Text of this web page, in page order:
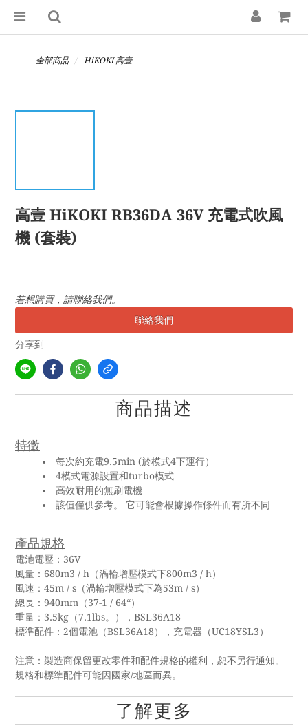
全部商品 HiKOKI 高壹
高壹 HiKOKI RB36DA 36V 充電式吹風
機 (套裝)
若想購買，請聯絡我們。
聯絡我們
分享到
商品描述
特徵
每次約充電9.5min (於模式4下運行）
4模式電源設置和turbo模式
高效耐用的無刷電機
該值僅供參考。 它可能會根據操作條件而有所不同
產品規格
電池電壓：36V
風量：680m3 / h（渦輪增壓模式下800m3 / h）
風速：45m / s（渦輪增壓模式下為53m / s）
總長：940mm（37-1 / 64“）
重量：3.5kg（7.1lbs。），BSL36A18
標準配件：2個電池（BSL36A18），充電器（UC18YSL3）
注意：製造商保留更改零件和配件規格的權利，恕不另行通知。
規格和標準配件可能因國家/地區而異。
了解更多